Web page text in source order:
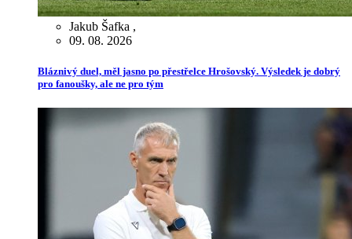
Jakub Šafka ,
09. 08. 2026
Bláznivý duel, měl jasno po přestřelce Hrošovský. Výsledek je dobrý
pro fanoušky, ale ne pro tým